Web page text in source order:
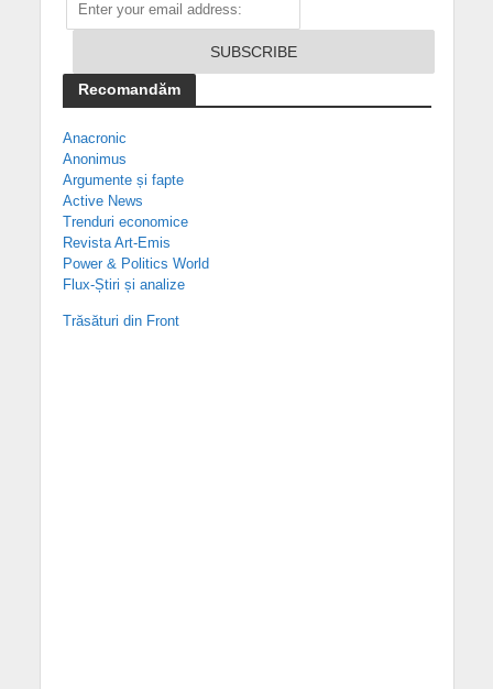
Recomandăm
Anacronic
Anonimus
Argumente și fapte
Active News
Trenduri economice
Revista Art-Emis
Power & Politics World
Flux-Știri și analize
Trăsături din Front